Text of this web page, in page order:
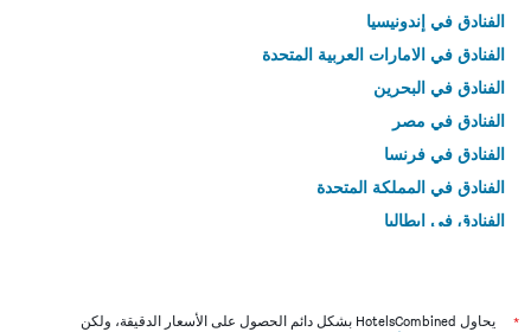
الفنادق في إندونيسيا
الفنادق في الامارات العربية المتحدة
الفنادق في البحرين
الفنادق في مصر
الفنادق في فرنسا
الفنادق في المملكة المتحدة
الفنادق في إيطاليا
*
يحاول HotelsCombined بشكل دائم الحصول على الأسعار الدقيقة، ولكن